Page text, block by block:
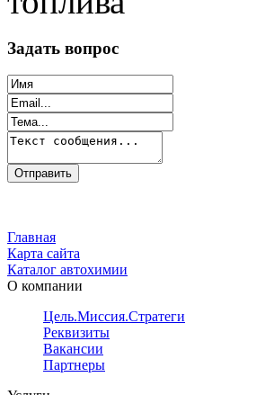
Задать вопрос
Главная
Карта сайта
Каталог автохимии
О компании
Цель.Миссия.Стратегия.
Реквизиты
Вакансии
Партнеры